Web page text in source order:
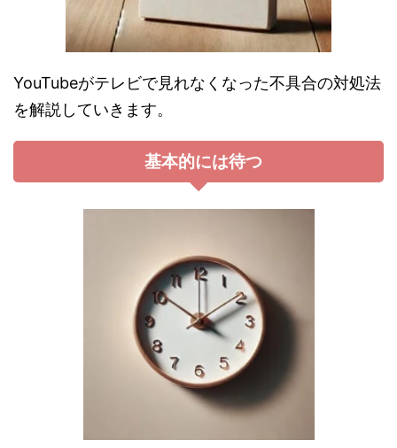
YouTubeがテレビで見れなくなった不具合の対処法
を解説していきます。
基本的には待つ